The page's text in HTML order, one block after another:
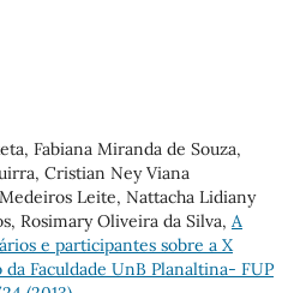
Fabiana Miranda de Souza,
Cristian Ney Viana
Leite, Nattacha Lidiany
Rosimary Oliveira da Silva, A
e participantes sobre a X
da Faculdade UnB Planaltina- FUP